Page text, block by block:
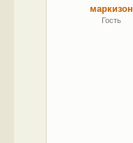
маркизон
Гость